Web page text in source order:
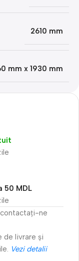
2610 mm
mm x 1930 mm
50 MDL
ne
de livrare și
Vezi detalii